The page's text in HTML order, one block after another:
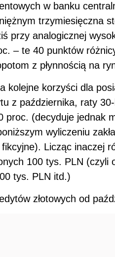
w banku
trzymiesięczna
przy analogicznej
– te 40 punktów
z płynnością na
kolejne korzyści dla
z października, raty
proc. (decyduje jednak
wyliczeniu
Licząc inaczej
100 tys. PLN (czyli
tys. PLN itd.)
złotowych od